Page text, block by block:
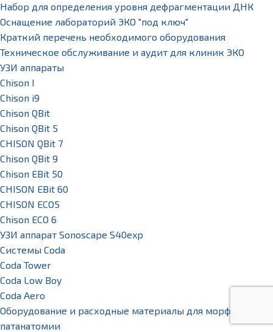
Набор для определения уровня дефрагментации ДНК
Оснащение лабораторий ЭКО "под ключ"
Краткий перечень необходимого оборудования
Техническое обслуживание и аудит для клиник ЭКО
УЗИ аппараты
Chison I
Chison i9
Chison QBit
Chison QBit 5
CHISON QBit 7
Chison QBit 9
Chison EBit 50
CHISON EBit 60
CHISON ECO5
Chison ECO 6
УЗИ аппарат Sonoscape S40exp
Системы Coda
Coda Tower
Coda Low Boy
Coda Aero
Оборудование и расходные материалы для морфологии и
патанатомии